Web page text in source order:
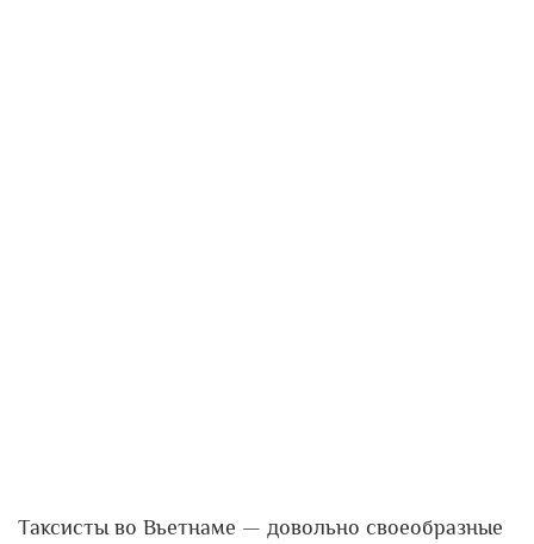
Таксисты во Вьетнаме — довольно своеобразные